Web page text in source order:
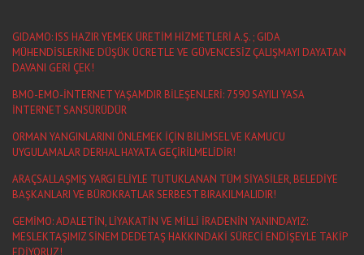
GIDAMO: ISS HAZIR YEMEK ÜRETİM HİZMETLERİ A.Ş. ; GIDA
MÜHENDİSLERİNE DÜŞÜK ÜCRETLE VE GÜVENCESİZ ÇALIŞMAYI DAYATAN
DAVANI GERİ ÇEK!
BMO-EMO-İNTERNET YAŞAMDIR BİLEŞENLERİ: 7590 SAYILI YASA
İNTERNET SANSÜRÜDÜR
ORMAN YANGINLARINI ÖNLEMEK İÇİN BİLİMSEL VE KAMUCU
UYGULAMALAR DERHAL HAYATA GEÇİRİLMELİDİR!
ARAÇSALLAŞMIŞ YARGI ELİYLE TUTUKLANAN TÜM SİYASİLER, BELEDİYE
BAŞKANLARI VE BÜROKRATLAR SERBEST BIRAKILMALIDIR!
GEMİMO: ADALETİN, LİYAKATİN VE MİLLİ İRADENİN YANINDAYIZ:
MESLEKTAŞIMIZ SİNEM DEDETAŞ HAKKINDAKİ SÜRECİ ENDİŞEYLE TAKİP
EDİYORUZ!